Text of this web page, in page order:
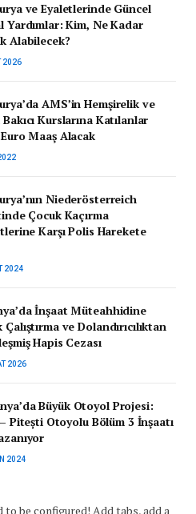
ve Eyaletlerinde Güncel
Yardımlar: Kim, Ne Kadar
Alabilecek?
2026
AMS’in Hemşirelik ve
Kurslarına Katılanlar
Maaş Alacak
Niederösterreich
Çocuk Kaçırma
Karşı Polis Harekete
2024
İnşaat Müteahhidine
ve Dolandırıcılıktan
Hapis Cezası
2026
Büyük Otoyol Projesi:
Pitești Otoyolu Bölüm 3 İnşaatı
2024
be configured! Add tabs, add a